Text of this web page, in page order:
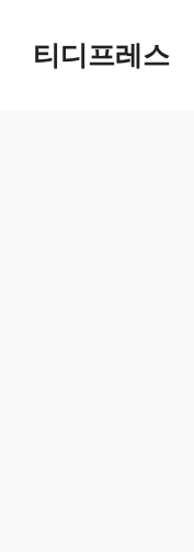
티디프레스